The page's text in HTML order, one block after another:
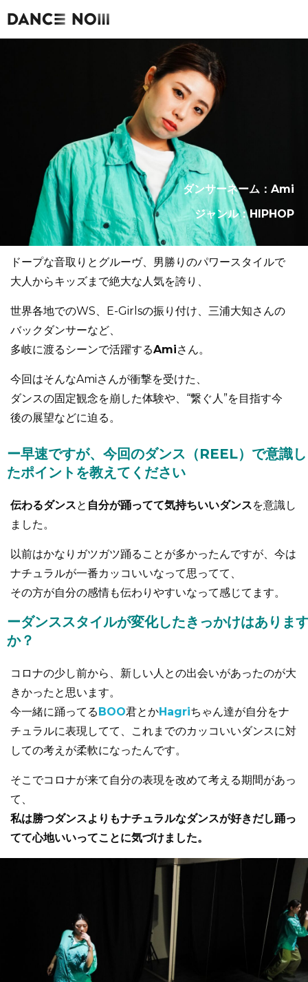
ダンサーネーム：Ami
ジャンル：HIPHOP
ドープな音取りとグルーヴ、男勝りのパワースタイルで
大人からキッズまで絶大な人気を誇り、
世界各地でのWS、E-Girlsの振り付け、三浦大知さんの
バックダンサーなど、
多岐に渡るシーンで活躍するAmiさん。
今回はそんなAmiさんが衝撃を受けた、
ダンスの固定観念を崩した体験や、“繋ぐ人”を目指す今
後の展望などに迫る。
ー早速ですが、今回のダンス（REEL）で意識し
たポイントを教えてください
伝わるダンスと 自分が踊ってて気持ちいいダンスを意識し
ました。
以前はかなりガツガツ踊ることが多かったんですが、今は
ナチュラルが一番カッコいいなって思ってて、
その方が自分の感情も伝わりやすいなって感じてます。
ーダンススタイルが変化したきっかけはありま
か？
コロナの少し前から、新しい人との出会いがあったのが大
きかったと思います。
今一緒に踊ってるBOO君とかHagriちゃん達が自分をナ
チュラルに表現してて、これまでのカッコいいダンスに対
しての考えが柔軟になったんです。
そこでコロナが来て自分の表現を改めて考える期間があっ
て、
私は勝つダンスよりもナチュラルなダンスが好きだし踊っ
てて心地いいってことに気づけました。